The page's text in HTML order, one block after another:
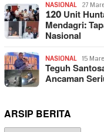
NASIONAL 27
120 Unit
Mendagri:
Nasional
NASIONAL 15
Teguh
Ancaman
ARSIP BERITA